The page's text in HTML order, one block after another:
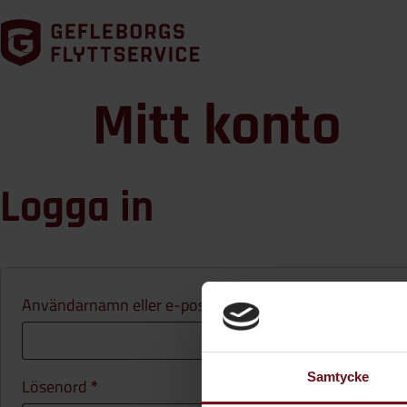
Samtycke
Mitt konto
Logga in
Användarnamn eller e-postadress
Lösenord *